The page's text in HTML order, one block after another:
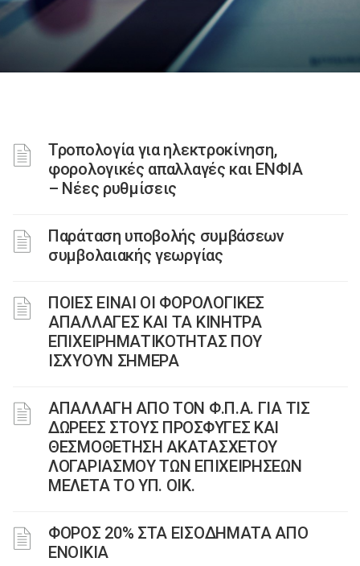
Τροπολογία για ηλεκτροκίνηση,
φορολογικές απαλλαγές και ΕΝΦΙΑ
– Νέες ρυθμίσεις
Παράταση υποβολής συμβάσεων
συμβολαιακής γεωργίας
ΠΟΙΕΣ ΕΙΝΑΙ ΟΙ ΦΟΡΟΛΟΓΙΚΕΣ
ΑΠΑΛΛΑΓΕΣ ΚΑΙ ΤΑ ΚΙΝΗΤΡΑ
ΕΠΙΧΕΙΡΗΜΑΤΙΚΟΤΗΤΑΣ ΠΟΥ
ΙΣΧΥΟΥΝ ΣΗΜΕΡΑ
AΠΑΛΛΑΓΗ ΑΠΟ ΤΟΝ Φ.Π.Α. ΓΙΑ ΤΙΣ
ΔΩΡΕΕΣ ΣΤΟΥΣ ΠΡΟΣΦΥΓΕΣ ΚΑΙ
ΘΕΣΜΟΘΕΤΗΣΗ ΑΚΑΤΑΣΧΕΤΟΥ
ΛΟΓΑΡΙΑΣΜΟΥ ΤΩΝ ΕΠΙΧΕΙΡΗΣΕΩΝ
ΜΕΛΕΤΑ ΤΟ ΥΠ. ΟΙΚ.
ΦΟΡΟΣ 20% ΣΤΑ ΕΙΣΟΔΗΜΑΤΑ ΑΠΟ
ΕΝΟΙΚΙΑ